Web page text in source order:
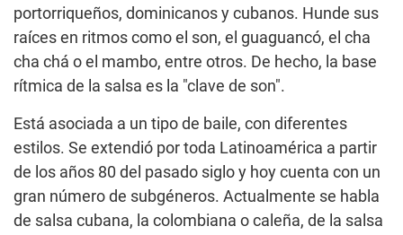
portorriqueños, dominicanos y cubanos. Hunde sus
raíces en ritmos como el son, el guaguancó, el cha
cha chá o el mambo, entre otros. De hecho, la base
rítmica de la salsa es la "clave de son".
Está asociada a un tipo de baile, con diferentes
estilos. Se extendió por toda Latinoamérica a partir
de los años 80 del pasado siglo y hoy cuenta con un
gran número de subgéneros. Actualmente se habla
de salsa cubana, la colombiana o caleña, de la salsa